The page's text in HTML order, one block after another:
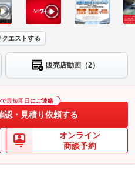
クエストする
販売店動画（2）
最短即日 にご連絡
認・見積り依頼する
オンライン
商談予約